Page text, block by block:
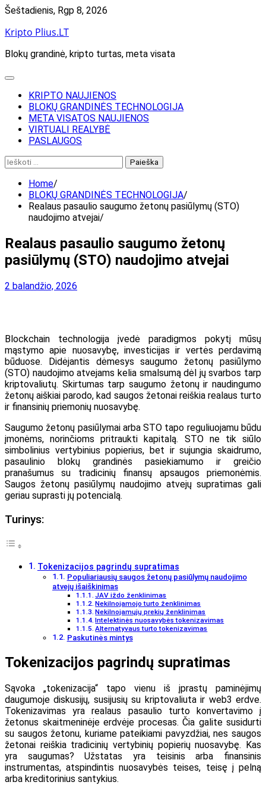
Skip
content
Šeštadienis, Rgp 8, 2026
Kripto Plius.LT
Blokų grandinė, kripto turtas, meta visata
KRIPTO NAUJIENOS
BLOKŲ GRANDINĖS TECHNOLOGIJA
META VISATOS NAUJIENOS
VIRTUALI REALYBĖ
PASLAUGOS
Ieškoti:
Home
BLOKŲ GRANDINĖS TECHNOLOGIJA
Realaus pasaulio saugumo žetonų pasiūlymų (STO)
naudojimo atvejai
Realaus pasaulio saugumo žetonų
pasiūlymų (STO) naudojimo atvejai
2 balandžio, 2026
Blockchain technologija įvedė paradigmos pokytį mūsų
mąstymo apie nuosavybę, investicijas ir vertės perdavimą
būduose. Didėjantis dėmesys saugumo žetonų pasiūlymo
(STO) naudojimo atvejams kelia smalsumą dėl jų svarbos tarp
kriptovaliutų. Skirtumas tarp saugumo žetonų ir naudingumo
žetonų aiškiai parodo, kad saugos žetonai reiškia realaus turto
ir finansinių priemonių nuosavybę.
Saugumo žetonų pasiūlymai arba STO tapo reguliuojamu būdu
įmonėms, norinčioms pritraukti kapitalą. STO ne tik siūlo
simbolinius vertybinius popierius, bet ir sujungia skaidrumo,
pasaulinio blokų grandinės pasiekiamumo ir greičio
pranašumus su tradicinių finansų apsaugos priemonėmis.
Saugos žetonų pasiūlymų naudojimo atvejų supratimas gali
geriau suprasti jų potencialą.
Turinys:
Tokenizacijos pagrindų supratimas
Populiariausių saugos žetonų pasiūlymų naudojimo
atvejų išaiškinimas
JAV iždo ženklinimas
Nekilnojamojo turto ženklinimas
Nekilnojamųjų prekių ženklinimas
Intelektinės nuosavybės tokenizavimas
Alternatyvaus turto tokenizavimas
Paskutinės mintys
Tokenizacijos pagrindų supratimas
Sąvoka „tokenizacija“ tapo vienu iš įprastų paminėjimų
daugumoje diskusijų, susijusių su kriptovaliuta ir web3 erdve.
Tokenizavimas yra realaus pasaulio turto konvertavimo į
žetonus skaitmeninėje erdvėje procesas. Čia galite susidurti
su saugos žetonu, kuriame pateikiami pavyzdžiai, nes saugos
žetonai reiškia tradicinių vertybinių popierių nuosavybę. Kas
yra saugumas? Užstatas yra teisinis arba finansinis
instrumentas, atspindintis nuosavybės teises, teisę į pelną
arba kreditorinius santykius.